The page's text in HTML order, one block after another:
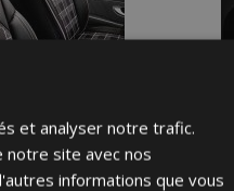
d'achats
et analyser notre trafic.
notre site avec nos
informations que vous